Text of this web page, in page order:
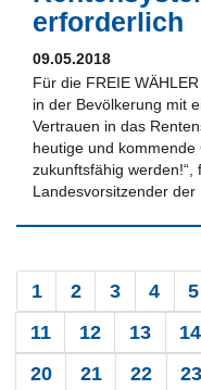
erforderlich
09.05.2018
Für die FREIE
in der Bevölkerung mit
Vertrauen in das
heutige und
zukunftsfähig werden!“,
Landesvorsitzender der
1 2 3 4 5
11
12 13 14
20
21 22 23